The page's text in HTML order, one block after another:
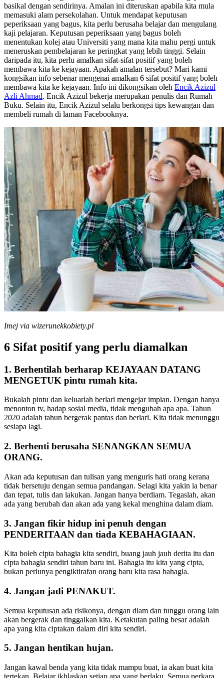
basikal dengan sendirinya. Amalan ini diteruskan apabila kita mula
memasuki alam persekolahan. Untuk mendapat keputusan
peperiksaan yang bagus, kita perlu berusaha belajar dan mengulang
kaji pelajaran. Keputusan peperiksaan yang bagus boleh
menentukan kolej atau Universiti yang mana kita mahu pergi untuk
meneruskan pembelajaran ke peringkat yang lebih tinggi. Selain
daripada itu, kita perlu amalkan sifat-sifat positif yang boleh
membawa kita ke kejayaan. Apakah amalan tersebut? Mari kami
kongsikan info sebenar mengenai amalkan 6 sifat positif yang boleh
membawa kita ke kejayaan. Info ini dikongsikan oleh Encik Azizul
Azli Ahmad. Encik Azizul bekerja merupakan penulis dan Rumah
Buku. Selain itu, Encik Azizul selalu berkongsi tips kewangan dan
membeli rumah di laman Facebooknya.
Imej via wizerunekkobiety.pl
6 Sifat positif yang perlu diamalkan
1. Berhentilah berharap KEJAYAAN DATANG
MENGETUK pintu rumah kita.
Bukalah pintu dan keluarlah berlari mengejar impian. Dengan hanya
menonton tv, hadap sosial media, tidak mengubah apa apa. Tahun
2020 adalah tahun bergerak pantas dan berlari. Kita tidak menunggu
sesiapa lagi.
2. Berhenti berusaha SENANGKAN SEMUA
ORANG.
Akan ada keputusan dan tulisan yang menguris hati orang kerana
tidak bersetuju dengan semua pandangan. Selagi kita yakin ia benar
dan tepat, tulis dan lakukan. Jangan hanya berdiam. Tegaslah, akan
ada yang berubah dan akan ada yang kekal menghina dalam diam.
3. Jangan fikir hidup ini penuh dengan
PENDERITAAN dan tiada KEBAHAGIAAN.
Kita boleh cipta bahagia kita sendiri, buang jauh jauh derita itu dan
cipta bahagia sendiri tahun baru ini. Bahagia itu kita yang cipta,
bukan perlunya pengiktirafan orang baru kita rasa bahagia.
4. Jangan jadi PENAKUT.
Semua keputusan ada risikonya, dengan diam dan tunggu orang lain
akan bergerak dan tinggalkan kita. Ketakutan paling besar adalah
apa yang kita ciptakan dalam diri kita sendiri.
5. Jangan hentikan hujan.
Jangan kawal benda yang kita tidak mampu buat, ia akan buat kita
tertekan. Belajar ikhlaskan setiap apa yang berlaku. Semua perkara